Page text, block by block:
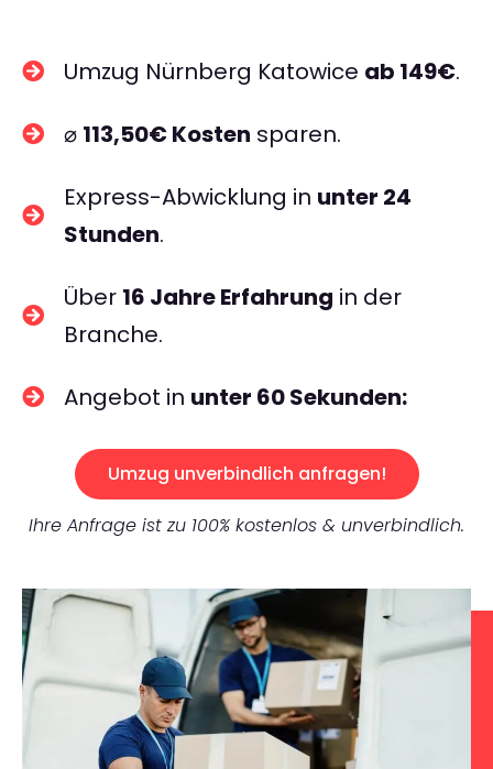
Umzug Nürnberg Katowice ab 149€.
⌀ 113,50€ Kosten sparen.
Express-Abwicklung in unter 24
Stunden.
Über 16 Jahre Erfahrung in der
Branche.
Angebot in unter 60 Sekunden:
Umzug unverbindlich anfragen!
Ihre Anfrage ist zu 100% kostenlos & unverbindlich.